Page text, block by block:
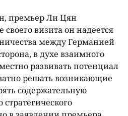
премьер Ли Цян
своего визита он надеется
между Германией
в духе взаимного
развивать потенциал
решать возникающие
содержательную